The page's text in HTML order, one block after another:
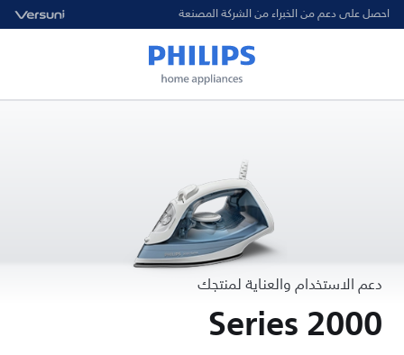
احصل على دعم من الخبراء من الشركة المصنعة
دعم الاستخدام والعناية لمنتجك
2000 Series